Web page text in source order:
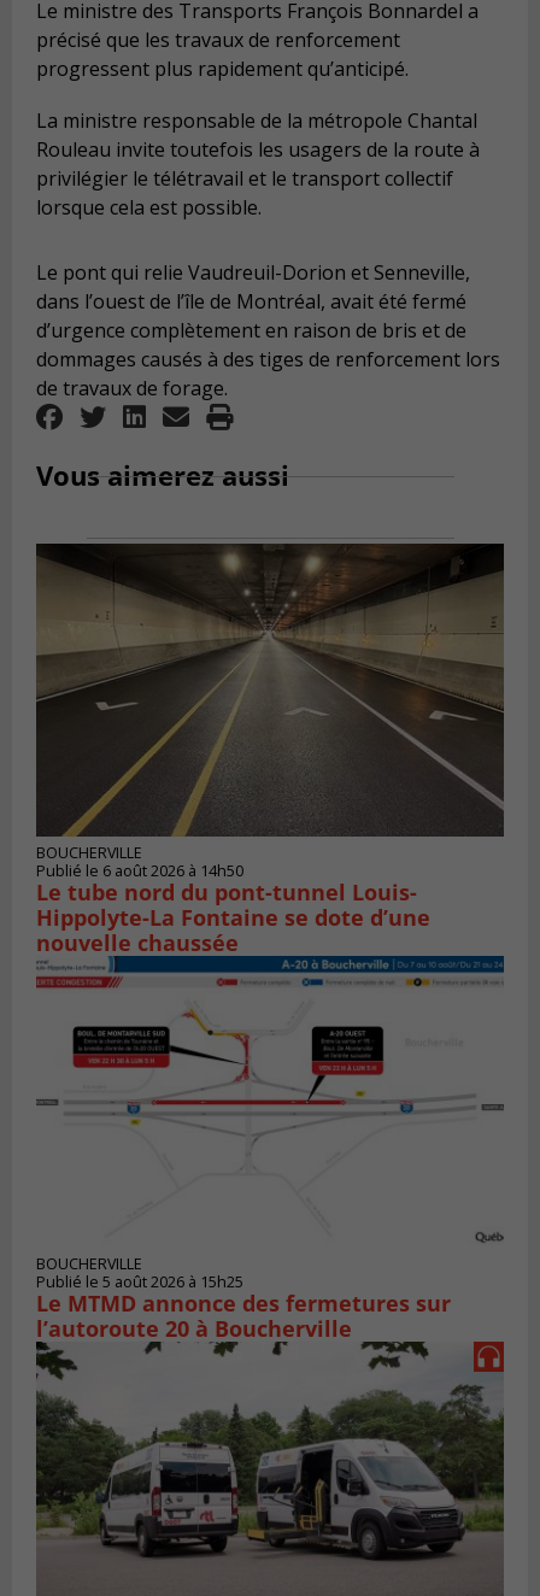
Le ministre des Transports François Bonnardel a
précisé que les travaux de renforcement
progressent plus rapidement qu’anticipé.
La ministre responsable de la métropole Chantal
Rouleau invite toutefois les usagers de la route à
privilégier le télétravail et le transport collectif
lorsque cela est possible.
Le pont qui relie Vaudreuil-Dorion et Senneville,
dans l’ouest de l’île de Montréal, avait été fermé
d’urgence complètement en raison de bris et de
dommages causés à des tiges de renforcement lors
de travaux de forage.
Vous aimerez aussi
BOUCHERVILLE
Publié le 6 août 2026 à 14h50
Le tube nord du pont-tunnel Louis-
Hippolyte-La Fontaine se dote d’une
nouvelle chaussée
BOUCHERVILLE
Publié le 5 août 2026 à 15h25
Le MTMD annonce des fermetures sur
l’autoroute 20 à Boucherville